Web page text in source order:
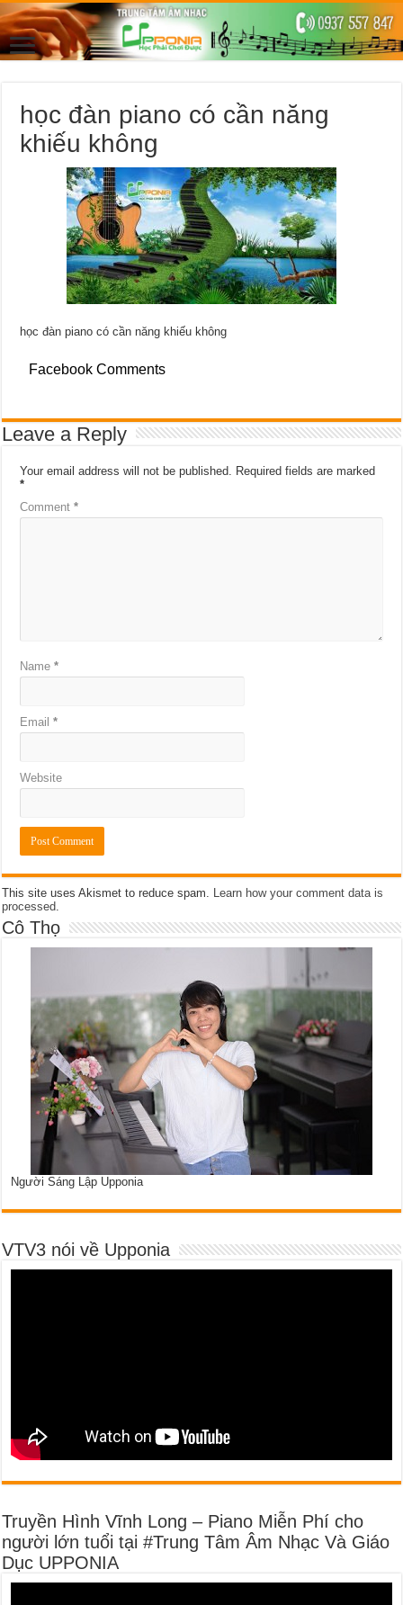
học đàn piano có cần năng
khiếu không
học đàn piano có cần năng khiếu không
Facebook Comments
Leave a Reply
Your email address will not be published.
Required fields are marked
*
Comment*
Name*
Email*
Website
This site uses Akismet to reduce spam.
Learn how your comment data is
processed
Cô Thọ
Người Sáng Lập Upponia
VTV3 nói về Upponia
Truyền Hình Vĩnh Long – Piano Miễn Phí cho
người lớn tuổi tại #Trung Tâm Âm Nhạc Và Giáo
Dục UPPONIA